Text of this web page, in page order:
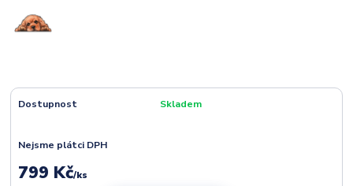
Dostupnost Skladem
Nejsme plátci DPH
799 Kč/ks